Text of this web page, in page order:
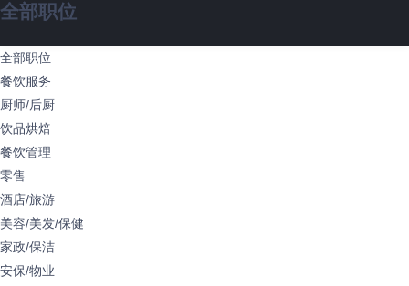
全部职位
全部职位
餐饮服务
厨师/后厨
饮品烘焙
餐饮管理
零售
酒店/旅游
美容/美发/保健
家政/保洁
安保/物业